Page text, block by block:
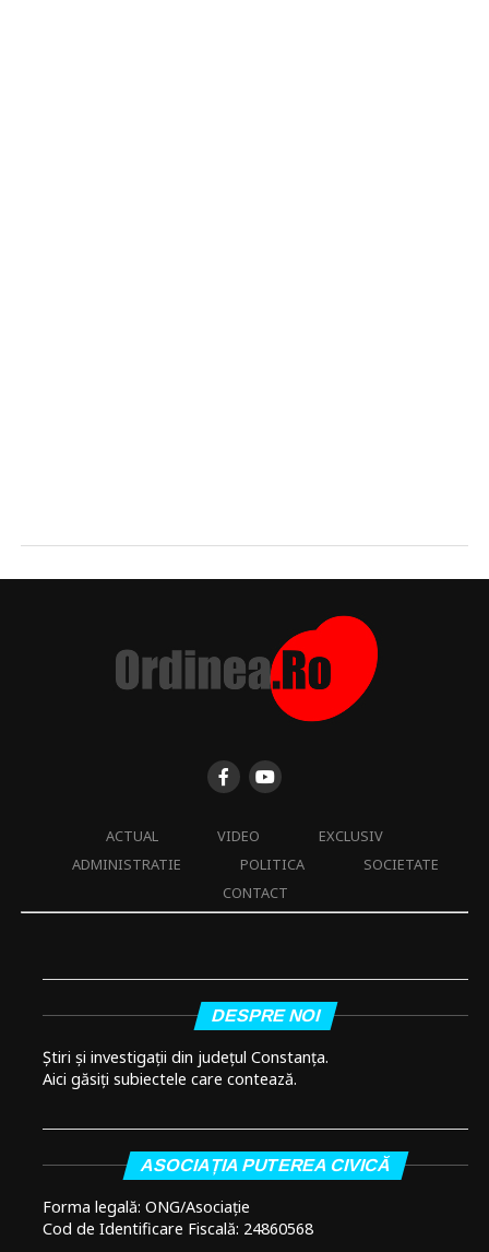
ACTUAL VIDEO
EXCLUSIV
ADMINISTRATIE
POLITICA
SOCIETATE
CONTACT
DESPRE NOI
Știri și investigații din județul Constanța.
Aici găsiți subiectele care contează.
ASOCIAȚIA PUTEREA CIVICĂ
Forma legală: ONG/Asociație
Cod de Identificare Fiscală: 24860568